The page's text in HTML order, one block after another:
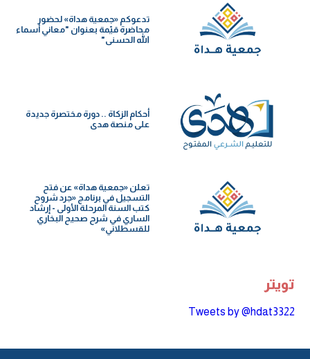
تدعوكم «جمعية هداة» لحضور
محاضرة قيّمة بعنوان "معاني أسماء
الله الحسنى"
أحكام الزكاة .. دورة مختصرة جديدة
على منصة هدى
تعلن «جمعية هداة» عن فتح
التسجيل في برنامج «جرد شروح
كتب السنة️ المرحلة الأولى - إرشاد
الساري في شرح صحيح البخاري
للقسطلاني»
تويتر
Tweets by @hdat3322